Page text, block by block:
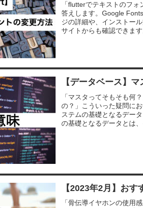
「flutterでテキストのフ
答えします。Google
ジの詳細や、インストー
サイトからも確認できま
【データベース】
「マスタってそもそも何
の？」こういった疑問に
ステムの基礎となるデー
の基礎となるデータとは
【2023年2月】お
「骨伝導イヤホンの使用